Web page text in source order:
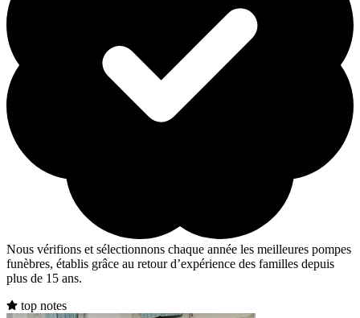
Nous vérifions et sélectionnons chaque année les meilleures pompes
funèbres, établis grâce au retour d’expérience des familles depuis
plus de 15 ans.
top notes